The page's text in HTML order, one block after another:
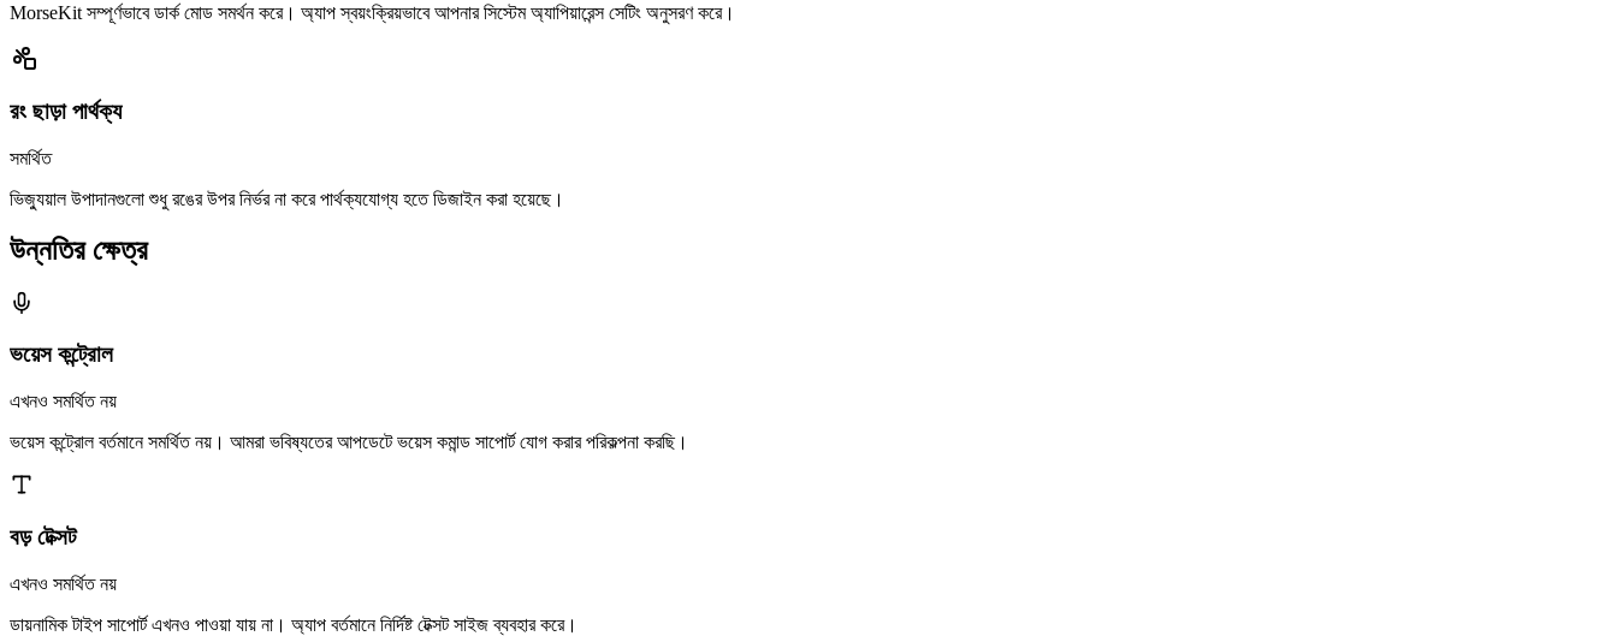
MorseKit সম্পূর্ণভাবে ডার্ক মোড সমর্থন করে। অ্যাপ স্বয়ংক্রিয়ভাবে আপনার সিস্টেম অ্যাপিয়ারেন্স সেটিং অনুসরণ করে।
রং ছাড়া পার্থক্য
সমর্থিত
ভিজ্যুয়াল উপাদানগুলো শুধু রঙের উপর নির্ভর না করে পার্থক্যযোগ্য হতে ডিজাইন করা হয়েছে।
উন্নতির ক্ষেত্র
ভয়েস কন্ট্রোল
এখনও সমর্থিত নয়
ভয়েস কন্ট্রোল বর্তমানে সমর্থিত নয়। আমরা ভবিষ্যতের আপডেটে ভয়েস কমান্ড সাপোর্ট যোগ করার পরিকল্পনা করছি।
বড় টেক্সট
এখনও সমর্থিত নয়
ডায়নামিক টাইপ সাপোর্ট এখনও পাওয়া যায় না। অ্যাপ বর্তমানে নির্দিষ্ট টেক্সট সাইজ ব্যবহার করে।